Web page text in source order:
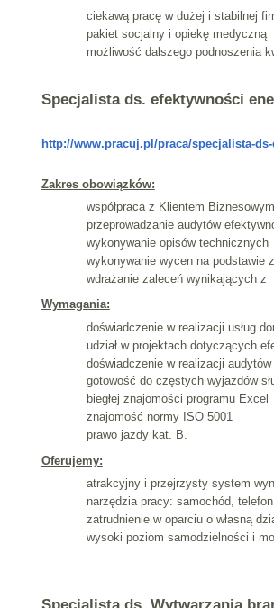
ciekawą pracę w dużej i stabilnej
pakiet socjalny i opiekę medyczną
możliwość dalszego podnoszenia
Specjalista ds. efektywności
http://www.pracuj.pl/praca/specjalista-
Zakres obowiązków:
współpraca z Klientem
przeprowadzanie audytów
wykonywanie opisów technicznych
wykonywanie wycen na podstawie
wdrażanie zaleceń wynikających z
Wymagania:
doświadczenie w realizacji usług
udział w projektach dotyczących
doświadczenie w realizacji
gotowość do częstych wyjazdów
biegłej znajomości programu Excel
znajomość normy ISO 5001
prawo jazdy kat. B.
Oferujemy:
atrakcyjny i przejrzysty system
narzędzia pracy: samochód,
zatrudnienie w oparciu o własną
wysoki poziom samodzielności i